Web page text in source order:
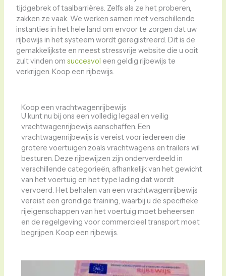
tijdgebrek of taalbarrières. Zelfs als ze het proberen,
zakken ze vaak. We werken samen met verschillende
instanties in het hele land om ervoor te zorgen dat uw
rijbewijs in het systeem wordt geregistreerd. Dit is de
gemakkelijkste en meest stressvrije website die u ooit
zult vinden omsuccesvol een geldig rijbewijs te
verkrijgen. Koop een rijbewijs.
Koop een vrachtwagenrijbewijs
U kunt nu bij ons een volledig legaal en veilig
vrachtwagenrijbewijs aanschaffen. Een
vrachtwagenrijbewijs is vereist voor iedereen die
grotere voertuigen zoals vrachtwagens en trailers wil
besturen. Deze rijbewijzen zijn onderverdeeld in
verschillende categorieën, afhankelijk van het gewicht
van het voertuig en het type lading dat wordt
vervoerd. Het behalen van een vrachtwagenrijbewijs
vereist een grondige training, waarbij u de specifieke
rijeigenschappen van het voertuig moet beheersen
en de regelgeving voor commercieel transport moet
begrijpen. Koop een rijbewijs.